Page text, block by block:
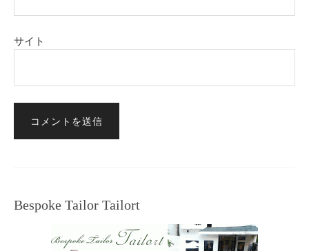
サイト
Bespoke Tailor Tailort